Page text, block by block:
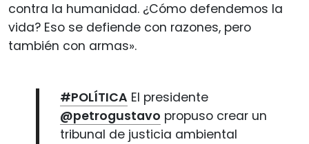
contra la humanidad. ¿Cómo defendemos la
vida? Eso se defiende con razones, pero
también con armas».
#POLÍTICA El presidente
@petrogustavo propuso crear un
tribunal de justicia ambiental